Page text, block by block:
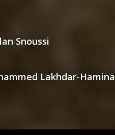
Snoussi
Lakhdar-Hamina